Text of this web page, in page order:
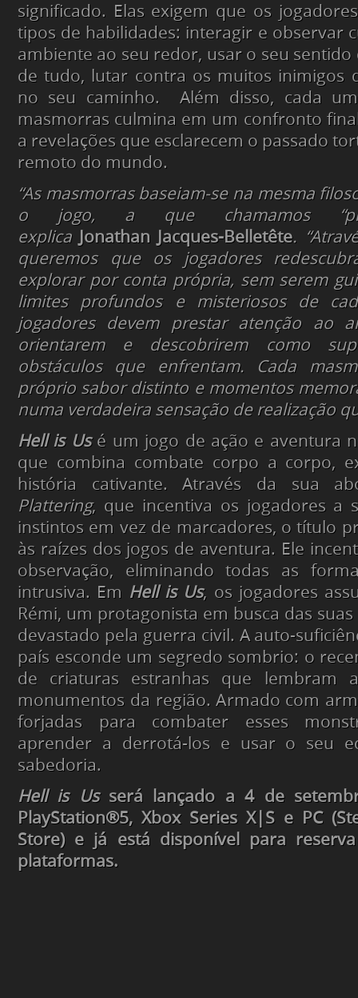
significado. Elas exigem que os
tipos de habilidades: interagir e observar
ambiente ao seu redor, usar o seu sentido
de tudo, lutar contra os muitos inimigos
no seu caminho. Além disso, cada
masmorras culmina em um confronto
a revelações que esclarecem o passado
remoto do mundo.
“As masmorras baseiam-se na mesma
o jogo, a que chamamos
explica
Jonathan Jacques-Belletête.
queremos que os jogadores
explorar por conta própria, sem serem
limites profundos e misteriosos de
jogadores devem prestar atenção ao
orientarem e descobrirem como
obstáculos que enfrentam. Cada
próprio sabor distinto e momentos
numa verdadeira sensação de realização
Hell is Usé um jogo de ação e aventura
que combina combate corpo a corpo,
história cativante. Através da sua
Plattering, que incentiva os jogadores a
instintos em vez de marcadores, o título
às raízes dos jogos de aventura. Ele
observação, eliminando todas as
intrusiva. Em Hell is Us, os jogadores
Rémi, um protagonista em busca das
devastado pela guerra civil. A auto-
país esconde um segredo sombrio: o
de criaturas estranhas que lembram
monumentos da região. Armado com
forjadas para combater esses
aprender a derrotá-los e usar o seu
sabedoria.
Hell is Usserá lançado a 4 de
PlayStation®5, Xbox Series X|S e PC
Store) e já está disponível para
plataformas.